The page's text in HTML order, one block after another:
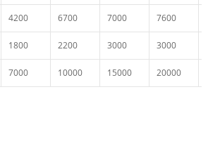
4200 6700 7000 7600
1800 2200 3000 3000
7000 10000 15000 20000